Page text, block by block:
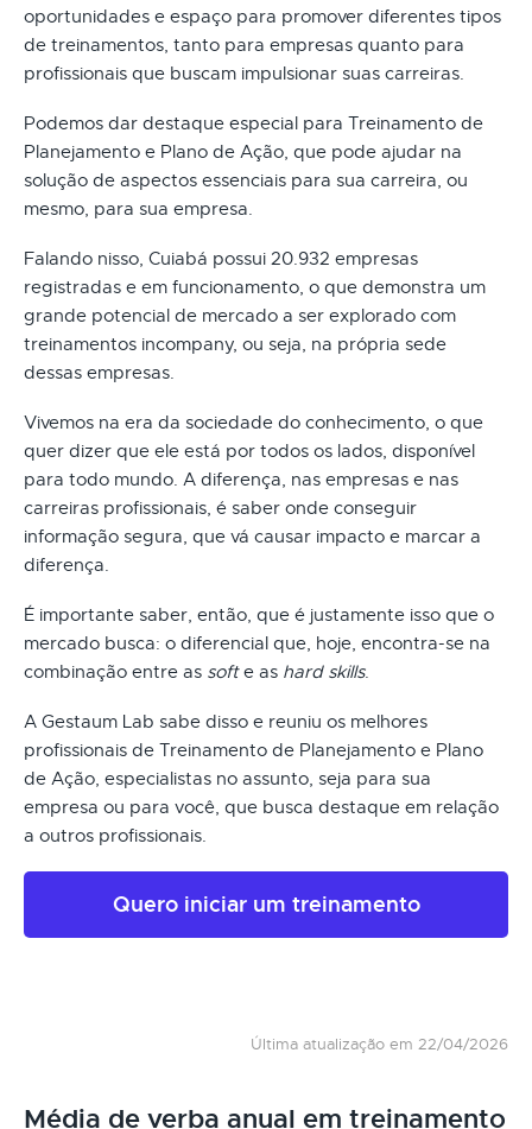
oportunidades e espaço para promover diferentes tipos
de treinamentos, tanto para empresas quanto para
profissionais que buscam impulsionar suas carreiras.
Podemos dar destaque especial para Treinamento de
Planejamento e Plano de Ação, que pode ajudar na
solução de aspectos essenciais para sua carreira, ou
mesmo, para sua empresa.
Falando nisso, Cuiabá possui 20.932 empresas
registradas e em funcionamento, o que demonstra um
grande potencial de mercado a ser explorado com
treinamentos incompany, ou seja, na própria sede
dessas empresas.
Vivemos na era da sociedade do conhecimento, o que
quer dizer que ele está por todos os lados, disponível
para todo mundo. A diferença, nas empresas e nas
carreiras profissionais, é saber onde conseguir
informação segura, que vá causar impacto e marcar a
diferença.
É importante saber, então, que é justamente isso que o
mercado busca: o diferencial que, hoje, encontra-se na
combinação entre as softe as hard skills.
A Gestaum Lab sabe disso e reuniu os melhores
profissionais de Treinamento de Planejamento e Plano
de Ação, especialistas no assunto, seja para sua
empresa ou para você, que busca destaque em relação
a outros profissionais.
Quero iniciar um treinamento
Última atualização em 22/04/2026
Média de verba anual em treinamento